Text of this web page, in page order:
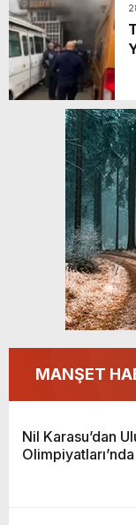
MANŞET
Nil Karasu’dan